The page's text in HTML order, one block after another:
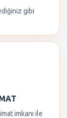
gibi
imkanı ile